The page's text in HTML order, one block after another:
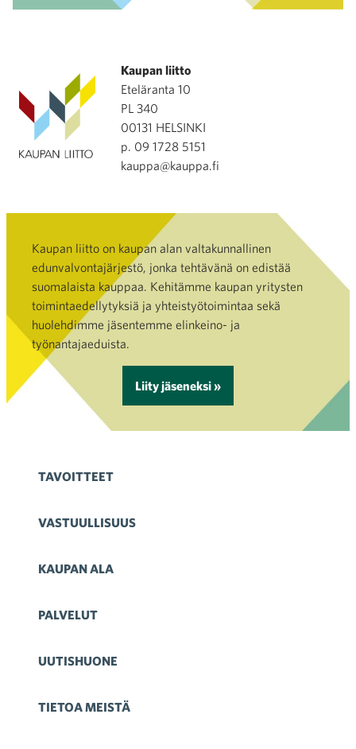
Kaupan liitto
Eteläranta 10
PL 340
00131 HELSINKI
p. 09 1728 5151
kauppa@kauppa.fi
Kaupan liitto on kaupan alan valtakunnallinen
edunvalvontajärjestö, jonka tehtävänä on edistää
suomalaista kauppaa. Kehitämme kaupan yritysten
toimintaedellytyksiä ja yhteistyötoimintaa sekä
huolehdimme jäsentemme elinkeino- ja
työnantajaeduista.
Liity jäseneksi »
TAVOITTEET
VASTUULLISUUS
KAUPAN ALA
PALVELUT
UUTISHUONE
TIETOA MEISTÄ